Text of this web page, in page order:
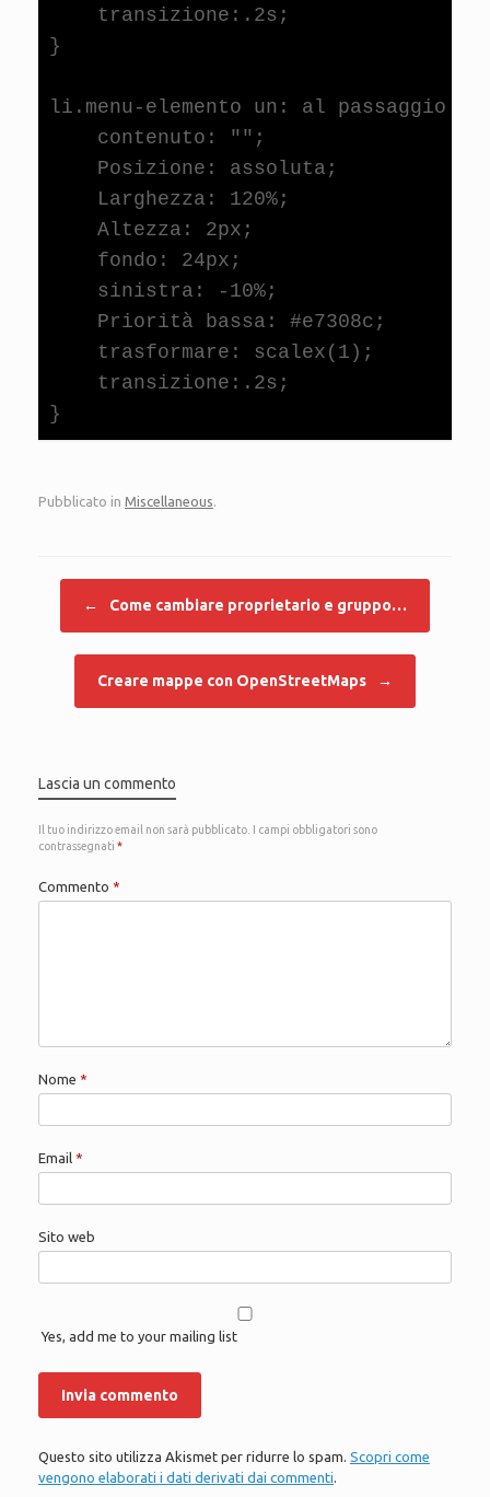
    transizione:.2s;
}
li.menu-elemento un: al passaggio
    contenuto: "";
    Posizione: assoluta;
    Larghezza: 120%;
    Altezza: 2px;
    fondo: 24px;
    sinistra: -10%;
    Priorità bassa: #e7308c;
    trasformare: scalex(1);
    transizione:.2s;
Pubblicato in Miscellaneous
← Come cambiare proprietario e gruppo…
Creare mappe con OpenStreetMaps →
Lascia un commento
Il tuo indirizzo email non sarà pubblicato. I campi obbligatori sono
contrassegnati *
Commento *
Nome *
Email *
Sito web
Yes, add me to your mailing list
Questo sito utilizza Akismet per ridurre lo spam. Scopri come
vengono elaborati i dati derivati dai commenti